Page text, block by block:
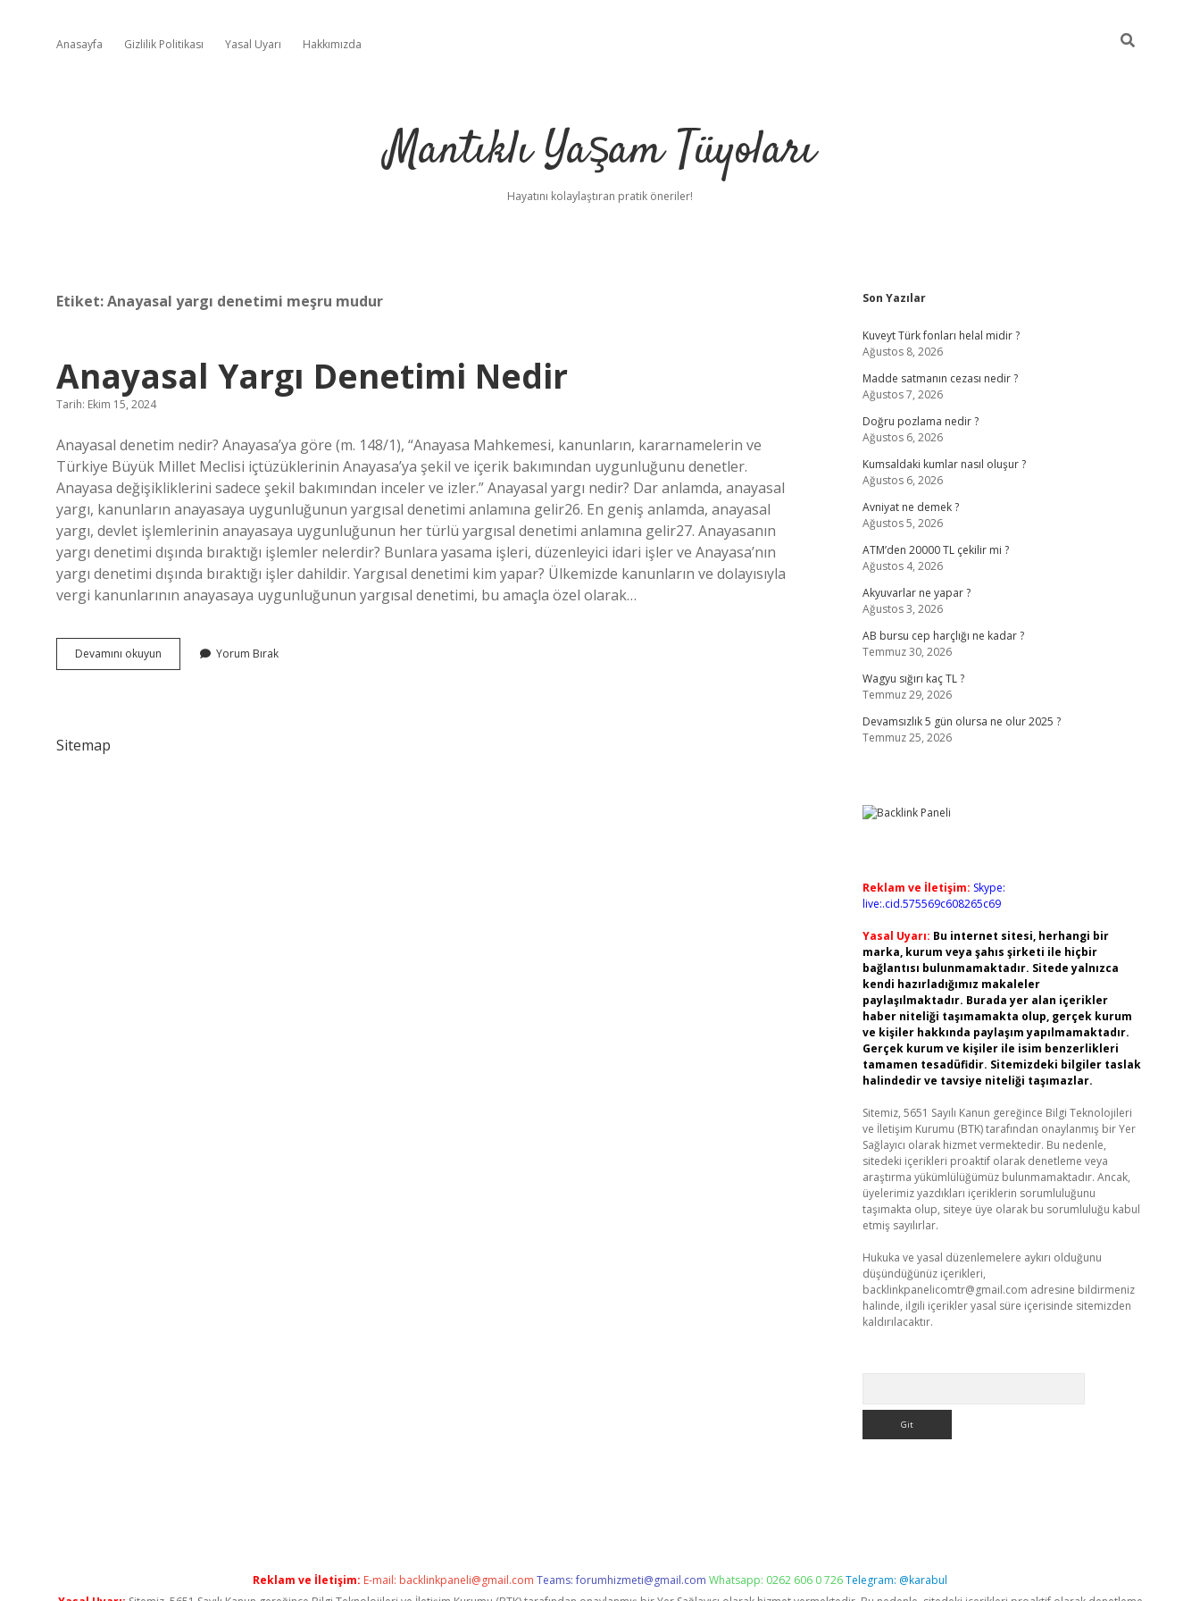
Anasayfa Gizlilik Politikası Yasal Uyarı Hakkımızda
Mantıklı Yaşam Tüyoları
Hayatını kolaylaştıran pratik öneriler!
Etiket:Anayasal yargı denetimi meşru mudur
Anayasal Yargı Denetimi Nedir
Tarih: Ekim 15, 2024
Anayasal denetim nedir? Anayasa’ya göre (m. 148/1), “Anayasa Mahkemesi, kanunların, kararnamelerin ve
Türkiye Büyük Millet Meclisi içtüzüklerinin Anayasa’ya şekil ve içerik bakımından uygunluğunu denetler.
Anayasa değişikliklerini sadece şekil bakımından inceler ve izler.” Anayasal yargı nedir? Dar anlamda, anayasal
yargı, kanunların anayasaya uygunluğunun yargısal denetimi anlamına gelir26. En geniş anlamda, anayasal
yargı, devlet işlemlerinin anayasaya uygunluğunun her türlü yargısal denetimi anlamına gelir27. Anayasanın
yargı denetimi dışında bıraktığı işlemler nelerdir? Bunlara yasama işleri, düzenleyici idari işler ve Anayasa’nın
yargı denetimi dışında bıraktığı işler dahildir. Yargısal denetimi kim yapar? Ülkemizde kanunların ve dolayısıyla
vergi kanunlarının anayasaya uygunluğunun yargısal denetimi, bu amaçla özel olarak…
Devamını okuyun Anayasal
Yargı
Yorum Bırak
Sitemap
Sidebar
Son Yazılar
Kuveyt Türk fonları helal midir ?
Ağustos 8, 2026
Madde satmanın cezası nedir ?
Ağustos 7, 2026
Doğru pozlama nedir ?
Ağustos 6, 2026
Kumsaldaki kumlar nasıl oluşur ?
Ağustos 6, 2026
Avniyat ne demek ?
Ağustos 5, 2026
ATM’den 20000 TL çekilir mi ?
Ağustos 4, 2026
Akyuvarlar ne yapar ?
Ağustos 3, 2026
AB bursu cep harçlığı ne kadar ?
Temmuz 30, 2026
Wagyu sığırı kaç TL ?
Temmuz 29, 2026
Devamsızlık 5 gün olursa ne olur 2025 ?
Temmuz 25, 2026
Reklam ve İletişim: Skype:
live:.cid.575569c608265c69
Yasal Uyarı: Bu internet sitesi, herhangi bir
marka, kurum veya şahıs şirketi ile hiçbir
bağlantısı bulunmamaktadır. Sitede yalnızca
kendi hazırladığımız makaleler
paylaşılmaktadır. Burada yer alan içerikler
haber niteliği taşımamakta olup, gerçek kurum
ve kişiler hakkında paylaşım yapılmamaktadır.
Gerçek kurum ve kişiler ile isim benzerlikleri
tamamen tesadüfidir. Sitemizdeki bilgiler taslak
halindedir ve tavsiye niteliği taşımazlar.
Sitemiz, 5651 Sayılı Kanun gereğince Bilgi Teknolojileri
ve İletişim Kurumu (BTK) tarafından onaylanmış bir Yer
Sağlayıcı olarak hizmet vermektedir. Bu nedenle,
sitedeki içerikleri proaktif olarak denetleme veya
araştırma yükümlülüğümüz bulunmamaktadır. Ancak,
üyelerimiz yazdıkları içeriklerin sorumluluğunu
taşımakta olup, siteye üye olarak bu sorumluluğu kabul
etmiş sayılırlar.
Hukuka ve yasal düzenlemelere aykırı olduğunu
düşündüğünüz içerikleri,
backlinkpanelicomtr@gmail.com adresine bildirmeniz
halinde, ilgili içerikler yasal süre içerisinde sitemizden
kaldırılacaktır.
Reklam ve İletişim: E-mail: backlinkpaneli@gmail.com Teams:forumhizmeti@gmail.com Whatsapp: 0262 606 0 726Telegram: @karabul